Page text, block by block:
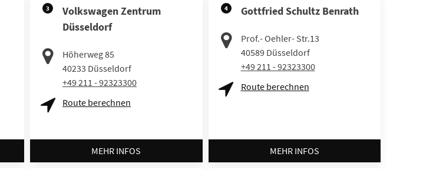
3
Volkswagen Zentrum
Düsseldorf
Höherweg 85
40233 Düsseldorf
+49 211 - 92323300
Route berechnen
MEHR INFOS
4 Gottfried Schultz Benrath
Prof.- Oehler- Str.13
40589 Düsseldorf
+49 211 - 92323300
Route berechnen
MEHR INFOS